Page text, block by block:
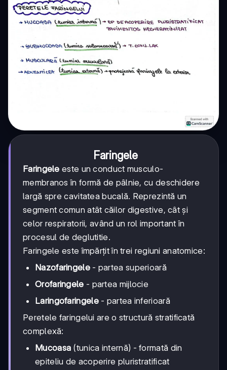
Faringele
Faringele este un conduct musculo-
membranos în formă de pâlnie, cu deschidere
largă spre cavitatea bucală. Reprezintă un
segment comun atât căilor digestive, cât și
celor respiratorii, având un rol important în
procesul de deglutitie.
Faringele este împărțit în trei regiuni anatomice:
Nazofaringele- partea superioară
Orofaringele - partea mijlocie
Laringofaringele- partea inferioară
Peretele faringelui are o structură stratificată
complexă:
Mucoasa (tunica internă) - formată din
epiteliu de acoperire pluristratificat